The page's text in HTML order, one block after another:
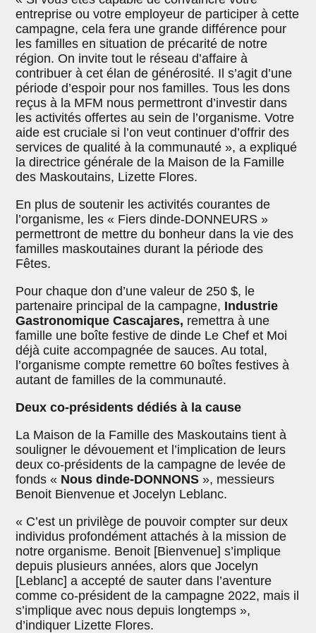
entreprise ou votre employeur de participer à cette
campagne, cela fera une grande différence pour
les familles en situation de précarité de notre
région. On invite tout le réseau d’affaire à
contribuer à cet élan de générosité. Il s’agit d’une
période d’espoir pour nos familles. Tous les dons
reçus à la MFM nous permettront d’investir dans
les activités offertes au sein de l’organisme. Votre
aide est cruciale si l’on veut continuer d’offrir des
services de qualité à la communauté », a expliqué
la directrice générale de la Maison de la Famille
des Maskoutains, Lizette Flores.
En plus de soutenir les activités courantes de
l’organisme, les « Fiers dinde-DONNEURS »
permettront de mettre du bonheur dans la vie des
familles maskoutaines durant la période des
Fêtes.
Pour chaque don d’une valeur de 250 $, le
partenaire principal de la campagne, Industrie
Gastronomique Cascajares, remettra à une
famille une boîte festive de dinde Le Chef et Moi
déjà cuite accompagnée de sauces. Au total,
l’organisme compte remettre 60 boîtes festives à
autant de familles de la communauté.
Deux co-présidents dédiés à la cause
La Maison de la Famille des Maskoutains tient à
souligner le dévouement et l’implication de leurs
deux co-présidents de la campagne de levée de
fonds « Nous dinde-DONNONS », messieurs
Benoit Bienvenue et Jocelyn Leblanc.
« C’est un privilège de pouvoir compter sur deux
individus profondément attachés à la mission de
notre organisme. Benoit [Bienvenue] s’implique
depuis plusieurs années, alors que Jocelyn
[Leblanc] a accepté de sauter dans l’aventure
comme co-président de la campagne 2022, mais il
s’implique avec nous depuis longtemps »,
d’indiquer Lizette Flores.